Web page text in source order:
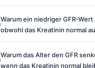
Warum ein niedriger GFR-
obwohl das Kreatinin normal
Warum das Alter den GFR
wenn das Kreatinin normal